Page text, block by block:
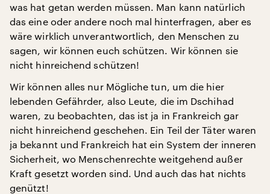
was hat getan werden müssen. Man kann natürlich
das eine oder andere noch mal hinterfragen, aber es
wäre wirklich unverantwortlich, den Menschen zu
sagen, wir können euch schützen. Wir können sie
nicht hinreichend schützen!
Wir können alles nur Mögliche tun, um die hier
lebenden Gefährder, also Leute, die im Dschihad
waren, zu beobachten, das ist ja in Frankreich gar
nicht hinreichend geschehen. Ein Teil der Täter waren
ja bekannt und Frankreich hat ein System der inneren
Sicherheit, wo Menschenrechte weitgehend außer
Kraft gesetzt worden sind. Und auch das hat nichts
genützt!